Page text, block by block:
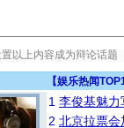
【娱乐热闻
1 李俊基魅力
2 北京拉票